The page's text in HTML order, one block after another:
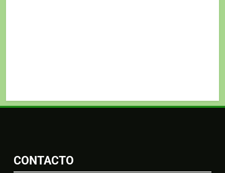
CONTACTO